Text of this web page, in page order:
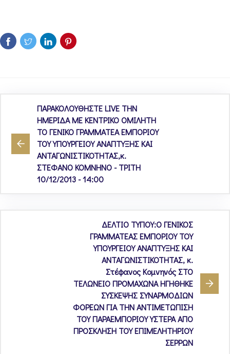
ΠΑΡΑΚΟΛΟΥΘΗΣΤΕ LIVE ΤΗΝ
ΗΜΕΡΙΔΑ ΜΕ ΚΕΝΤΡΙΚΟ ΟΜΙΛΗΤΗ
ΤΟ ΓΕΝΙΚΟ ΓΡΑΜΜΑΤΕΑ ΕΜΠΟΡΙΟΥ
ΤΟΥ ΥΠΟΥΡΓΕΙΟΥ ΑΝΑΠΤΥΞΗΣ ΚΑΙ
ΑΝΤΑΓΩΝΙΣΤΙΚΟΤΗΤΑΣ,κ.
ΣΤΕΦΑΝΟ ΚΟΜΝΗΝΟ - ΤΡΙΤΗ
10/12/2013 - 14:00
ΔΕΛΤΙΟ ΤΥΠΟΥ:Ο ΓΕΝΙΚΟΣ
ΓΡΑΜΜΑΤΕΑΣ ΕΜΠΟΡΙΟΥ ΤΟΥ
ΥΠΟΥΡΓΕΙΟΥ ΑΝΑΠΤΥΞΗΣ ΚΑΙ
ΑΝΤΑΓΩΝΙΣΤΙΚΟΤΗΤΑΣ, κ.
Στέφανος Κομνηνός ΣΤΟ
ΤΕΛΩΝΕΙΟ ΠΡΟΜΑΧΩΝΑ ΗΓΗΘΗΚΕ
ΣΥΣΚΕΨΗΣ ΣΥΝΑΡΜΟΔΙΩΝ
ΦΟΡΕΩΝ ΓΙΑ ΤΗΝ ΑΝΤΙΜΕΤΩΠΙΣΗ
ΤΟΥ ΠΑΡΑΕΜΠΟΡΙΟΥ ΥΣΤΕΡΑ ΑΠΟ
ΠΡΟΣΚΛΗΣΗ ΤΟΥ ΕΠΙΜΕΛΗΤΗΡΙΟΥ
ΣΕΡΡΩΝ